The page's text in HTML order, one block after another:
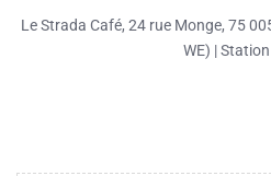
Le Strada Café, 24 rue Monge, 75
WE) | Station